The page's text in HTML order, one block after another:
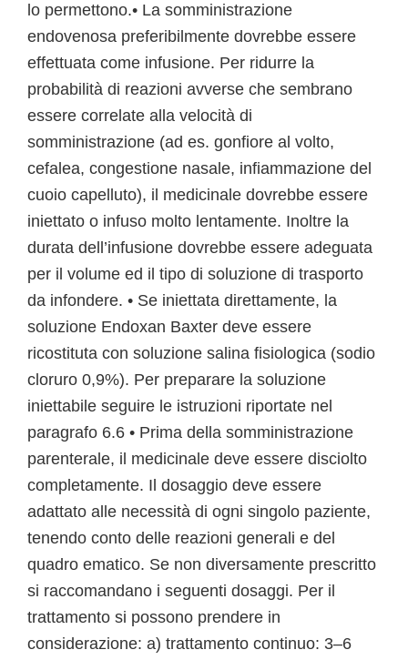
lo permettono.• La somministrazione
endovenosa preferibilmente dovrebbe essere
effettuata come infusione. Per ridurre la
probabilità di reazioni avverse che sembrano
essere correlate alla velocità di
somministrazione (ad es. gonfiore al volto,
cefalea, congestione nasale, infiammazione del
cuoio capelluto), il medicinale dovrebbe essere
iniettato o infuso molto lentamente. Inoltre la
durata dell’infusione dovrebbe essere adeguata
per il volume ed il tipo di soluzione di trasporto
da infondere. • Se iniettata direttamente, la
soluzione Endoxan Baxter deve essere
ricostituta con soluzione salina fisiologica (sodio
cloruro 0,9%). Per preparare la soluzione
iniettabile seguire le istruzioni riportate nel
paragrafo 6.6 • Prima della somministrazione
parenterale, il medicinale deve essere disciolto
completamente. Il dosaggio deve essere
adattato alle necessità di ogni singolo paziente,
tenendo conto delle reazioni generali e del
quadro ematico. Se non diversamente prescritto
si raccomandano i seguenti dosaggi. Per il
trattamento si possono prendere in
considerazione: a) trattamento continuo: 3–6